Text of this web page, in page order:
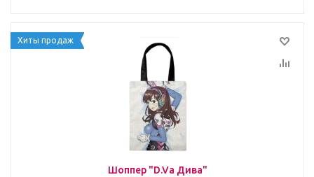
Хиты продаж
Шоппер "D.Va Дива"